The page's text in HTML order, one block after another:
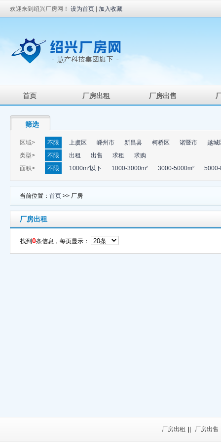
欢迎来到绍兴厂房网！ 设为首页 加入收藏
首页 厂房出租 厂房出售
筛选
区域> 不限 上虞区 嵊州市 新昌县 柯桥区 诸暨市
越城
类型>
不限 出租 出售 求租
求购
面积>
不限 1000m²以下 1000-3000m² 3000-5000m² 5000-
当前位置： 首页 >> 厂房
厂房出租
找到 0条信息，每页显示：
厂房出租 厂房出售